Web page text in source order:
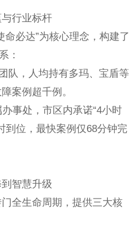
行业标杆
命必达”为核心理念，构建了
：
队，人均持有多玛、宝盾等
案例超千例。
事处，市区内承诺“4小时
到位，最快案例仅68分钟完
智慧升级
全生命周期，提供三大核